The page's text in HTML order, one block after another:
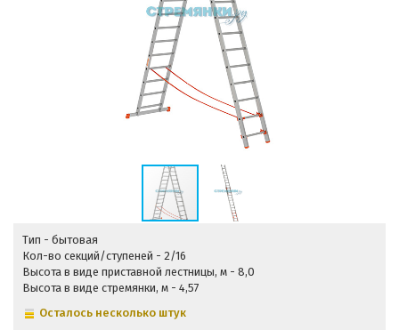
Тип - бытовая
Кол-во секций/ступеней - 2/16
Высота в виде приставной лестницы, м - 8,0
Высота в виде стремянки, м - 4,57
Осталось несколько штук